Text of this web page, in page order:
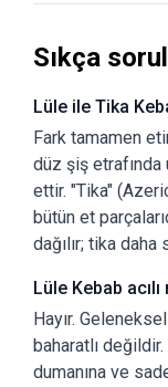
Sıkça
Lüle ile Tika
Fark tamamen
düz şiş
ettir. "Tika"
bütün et
dağılır; tika
Lüle Kebab acılı
Hayır.
baharatlı
dumanına ve